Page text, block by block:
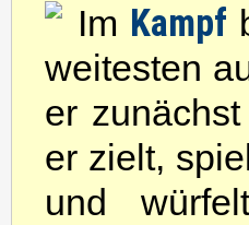
Im Kampf
weitesten
er
er zielt,
und